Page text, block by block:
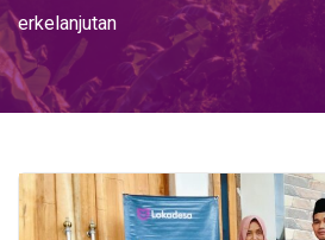
erkelanjutan